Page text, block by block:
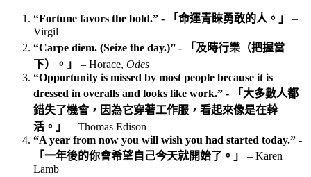
“Fortune favors the bold.” - 「命運青睞勇敢的人。」
–
Virgil
“Carpe diem. (Seize the day.)” - 「及時行樂（把握當
下）。」
– Horace, Odes
“Opportunity is missed by most people because it is
dressed in overalls and looks like work.” - 「大多數人都
錯失了機會，因為它穿著工作服，看起來像是在幹
活。」
– Thomas Edison
“A year from now you will wish you had started today.” -
「一年後的你會希望自己今天就開始了。」
– Karen
Lamb